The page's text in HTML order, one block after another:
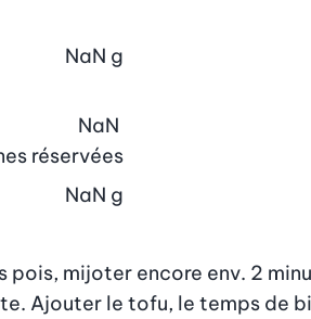
NaN g
réservées
NaN
NaN g
mijoter encore env. 2
Ajouter le tofu, le temps de